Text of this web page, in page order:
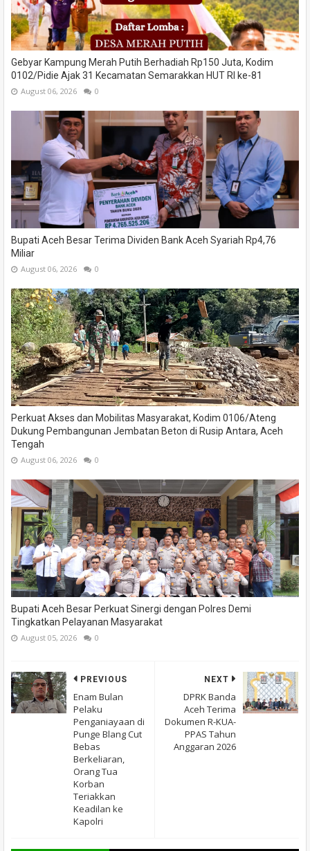
Gebyar Kampung Merah Putih Berhadiah Rp150 Juta, Kodim
0102/Pidie Ajak 31 Kecamatan Semarakkan HUT RI ke-81
August 06, 2026 0
Bupati Aceh Besar Terima Dividen Bank Aceh Syariah Rp4,76
Miliar
August 06, 2026 0
Perkuat Akses dan Mobilitas Masyarakat, Kodim 0106/Ateng
Dukung Pembangunan Jembatan Beton di Rusip Antara, Aceh
Tengah
August 06, 2026 0
Bupati Aceh Besar Perkuat Sinergi dengan Polres Demi
Tingkatkan Pelayanan Masyarakat
August 05, 2026 0
NEXT
DPRK Banda
Aceh Terima
Dokumen R-KUA-
PPAS Tahun
Anggaran 2026
PREVIOUS
Enam Bulan
Pelaku
Penganiayaan di
Punge Blang Cut
Bebas
Berkeliaran,
Orang Tua
Korban
Teriakkan
Keadilan ke
Kapolri